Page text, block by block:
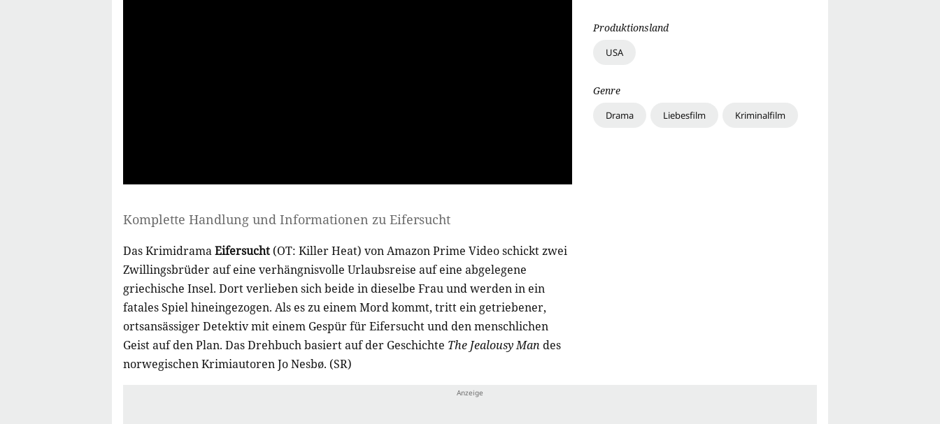
Komplette Handlung und Informationen zu Eifersucht
Das KrimidramaEifersucht (OT: Killer Heat) von Amazon Prime Video schickt zwei
Zwillingsbrüder auf eine verhängnisvolle Urlaubsreise auf eine abgelegene
griechische Insel. Dort verlieben sich beide in dieselbe Frau und werden in ein
fatales Spiel hineingezogen. Als es zu einem Mord kommt, tritt ein getriebener,
ortsansässiger Detektiv mit einem Gespür für Eifersucht und den menschlichen
Geist auf den Plan. Das Drehbuch basiert auf der Geschichte The Jealousy Man des
norwegischen Krimiautoren Jo Nesbø. (SR)
Produktionsland
USA
Genre
Drama Liebesfilm Kriminalfilm